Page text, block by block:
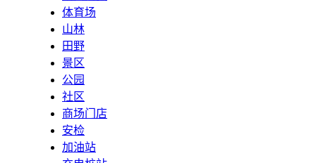
体育场
山林
田野
景区
公园
社区
商场门店
安检
加油站